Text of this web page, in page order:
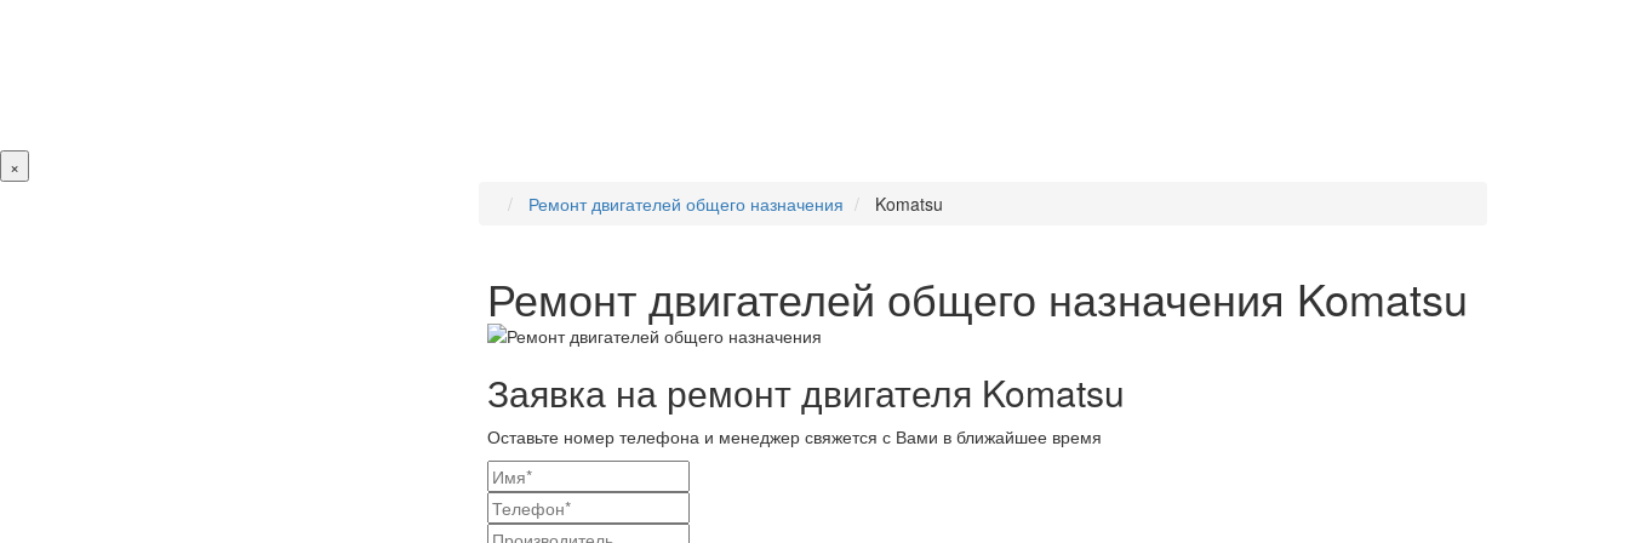
×
Ремонт двигателей общего назначения
Komatsu
Ремонт двигателей общего назначения Komatsu
Заявка на ремонт двигателя Komatsu
Оставьте номер телефона и менеджер свяжется с Вами в ближайшее время
Ваши
контактные